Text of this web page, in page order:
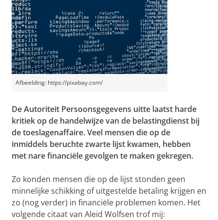
Afbeelding: https://pixabay.com/
De Autoriteit Persoonsgegevens uitte laatst harde
kritiek op de handelwijze van de belastingdienst bij
de toeslagenaffaire.Veel mensen die op de
inmiddels beruchte zwarte lijst kwamen, hebben
met nare financiële gevolgen te maken gekregen.
Zo konden mensen die op de lijst stonden geen
minnelijke schikking of uitgestelde betaling krijgen en
zo (nog verder) in financiële problemen komen. Het
volgende citaat van Aleid Wolfsen trof mij: